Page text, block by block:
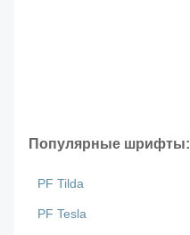
Популярные шрифты:
PF Tilda
PF Tesla